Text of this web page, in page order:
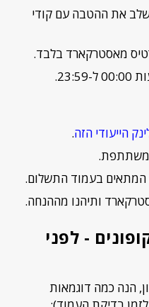
את ההטבה עם קודי
מאסטרקארד בלבד.
הייעודי הזה.
המתאים בעמוד התשלום.
ותיהנו מההנחה.
- לפני
הנה כמה דוגמאות